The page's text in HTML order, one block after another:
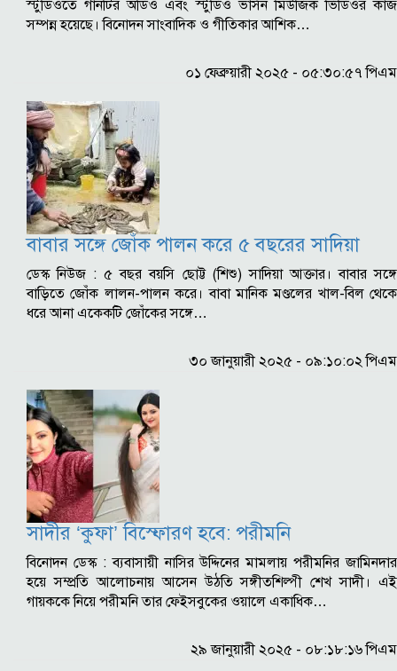
স্টুডিওতে গানটির অডিও এবং স্টুডিও ভার্সন মিউজিক ভিডিওর কাজ
সম্পন্ন হয়েছে। বিনোদন সাংবাদিক ও গীতিকার আশিক…
০১ ফেব্রুয়ারী ২০২৫ - ০৫:৩০:৫৭ পিএম
বাবার সঙ্গে জোঁক পালন করে ৫ বছরের সাদিয়া
ডেস্ক নিউজ : ৫ বছর বয়সি ছোট্ট (শিশু) সাদিয়া আক্তার। বাবার সঙ্গে
বাড়িতে জোঁক লালন-পালন করে। বাবা মানিক মণ্ডলের খাল-বিল থেকে
ধরে আনা একেকটি জোঁকের সঙ্গে…
৩০ জানুয়ারী ২০২৫ - ০৯:১০:০২ পিএম
সাদীর ‘কুফা’ বিস্ফোরণ হবে: পরীমনি
বিনোদন ডেস্ক : ব্যবাসায়ী নাসির উদ্দিনের মামলায় পরীমনির জামিনদার
হয়ে সম্প্রতি আলোচনায় আসেন উঠতি সঙ্গীতশিল্পী শেখ সাদী। এই
গায়ককে নিয়ে পরীমনি তার ফেইসবুকের ওয়ালে একাধিক…
২৯ জানুয়ারী ২০২৫ - ০৮:১৮:১৬ পিএম